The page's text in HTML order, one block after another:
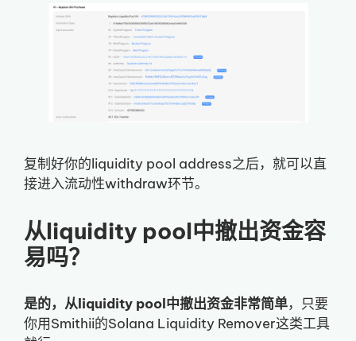
复制好你的liquidity pool address之后，就可以直
接进入流动性withdraw环节。
从liquidity pool中撤出资金容
易吗？
是的，从liquidity pool中撤出资金非常简单，只要
你用Smithii的Solana Liquidity Remover这类工具